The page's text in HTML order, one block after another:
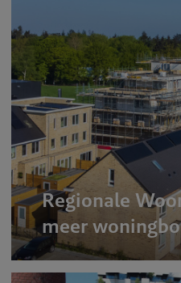
Regionale
meer